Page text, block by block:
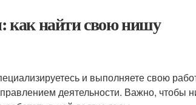
как найти свою нишу
и выполняете свою
деятельности. Важно, чтобы